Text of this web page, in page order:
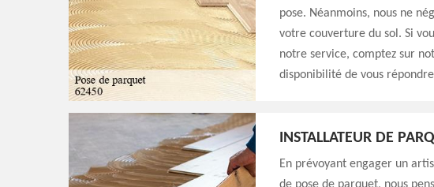
pose. Néanmoins, nous ne
votre couverture du sol. Si
notre service, comptez sur
disponibilité de vous
INSTALLATEUR DE
En prévoyant engager un